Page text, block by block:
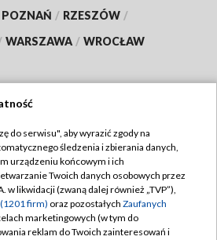
POZNAŃ / RZESZÓW /
WARSZAWA / WROCŁAW
TVP
Regulamin TVP
prywatności
Moje zgody
do serwisu", aby wyrazić zgody na
śledzenia i zbierania danych,
urządzeniu końcowym i ich
Twoich danych osobowych przez
w likwidacji (zwaną dalej również „TVP”),
firm) oraz pozostałych Zaufanych
marketingowych (w tym do
reklam do Twoich zainteresowań i